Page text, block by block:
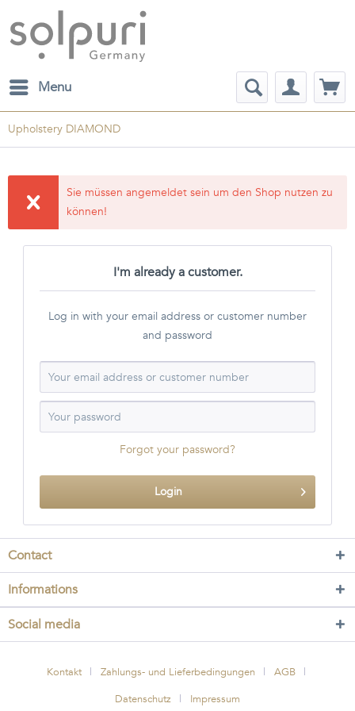
Menu
Upholstery DIAMOND
Sie müssen angemeldet sein um den Shop nutzen zu
können!
I'm already a customer.
Log in with your email address or customer number
and password
Forgot your password?
Login
Contact
Informations
Social media
Kontakt Zahlungs- und Lieferbedingungen
AGB
Datenschutz
Impressum